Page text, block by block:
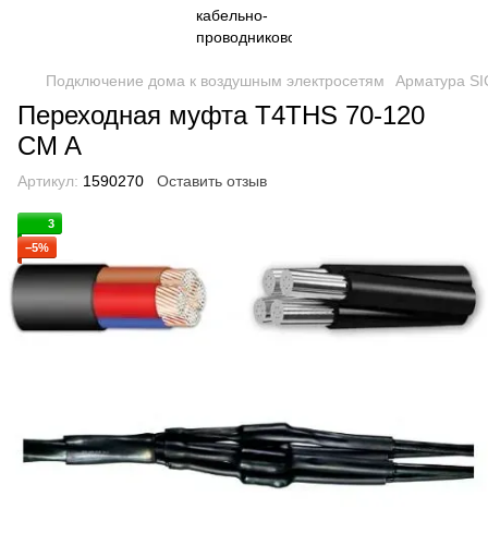
Подключение дома к воздушным электросетям Арматура
Переходная муфта T4THS 70-120
CM A
Артикул: 1590270 Оставить отзыв
3
−5%